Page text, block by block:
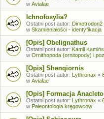
w Avialae
Ichnofosylia?
Ostatni post autor: Dimetrodon2
w Skamieniałości - identyfikacja
[Opis] Obelignathus
Ostatni post autor: Kamil
w Ornithopoda (ornitopody) i
[Opis] Shenqiornis
Ostatni post autor: Lythronax «
w Avialae
[Opis] Formacja Anacleto
Ostatni post autor: Lythronax «
w Paleontologia kręgowców